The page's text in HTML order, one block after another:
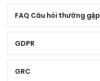
FAQ Câu hỏi thường gặp
GDPR
GRC